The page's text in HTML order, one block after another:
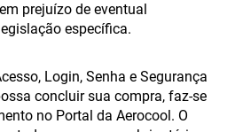
prejuízo de eventual
específica.
Login, Senha e Segurança
concluir sua compra, faz-se
no Portal da Aerocool. O